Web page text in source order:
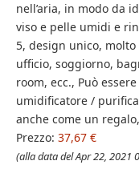
nell’aria, in modo da
viso e pelle umidi e
5, design unico,
ufficio, soggiorno,
room, ecc., Può
umidificatore /
anche come un regalo,
Prezzo: 37,67 €
(alla data del Apr 22, 2021